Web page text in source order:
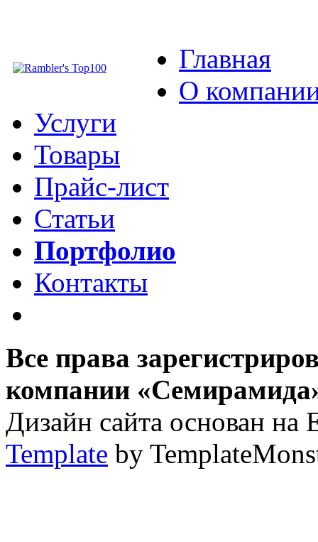
Главная
О
Услуги
Товары
Прайс-лист
Статьи
Портфолио
Контакты
Все права
компании
Дизайн сайта основан
Template by